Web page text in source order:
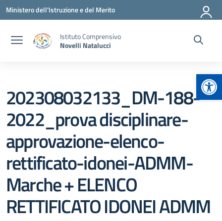
Vai ai contenuti
Vai al menu di navigazione
Vai al footer
Ministero dell'Istruzione e del Merito
Istituto Comprensivo
Novelli Natalucci
202308032133_DM-188-
2022_prova disciplinare-
approvazione-elenco-
rettificato-idonei-ADMM-
Marche + ELENCO
RETTIFICATO IDONEI ADMM